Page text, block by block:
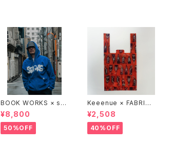
BOOK WORKS × sta
cks bookstore "Jim
bocho Beat Library
zip up hood"
¥8,800
50%OFF
Keeenue × FABRICK
®︎ "COMPACT SHOP
PING BAG" stacks E
xclusive model
¥2,508
40%OFF